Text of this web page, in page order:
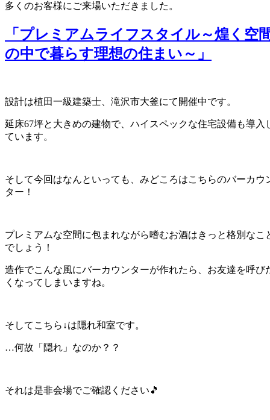
多くのお客様にご来場いただきました。
「プレミアムライフスタイル～煌く空
の中で暮らす理想の住まい～」
設計は植田一級建築士、滝沢市大釜にて開催中です。
延床67坪と大きめの建物で、ハイスペックな住宅設備も導入
ています。
そして今回はなんといっても、みどころはこちらのバーカウ
ター！
プレミアムな空間に包まれながら嗜むお酒はきっと格別なこ
でしょう！
造作でこんな風にバーカウンターが作れたら、お友達を呼び
くなってしまいますね。
そしてこちら↓は隠れ和室です。
…何故「隠れ」なのか？？
それは是非会場でご確認ください🎵